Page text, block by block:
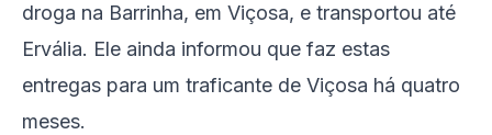
droga na Barrinha, em Viçosa, e transportou até
Ervália. Ele ainda informou que faz estas
entregas para um traficante de Viçosa há quatro
meses.